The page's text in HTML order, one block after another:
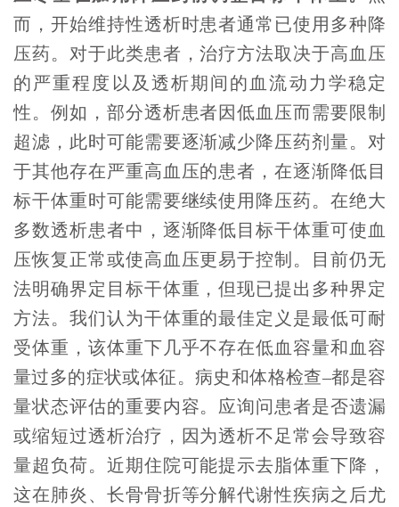
而，开始维持性透析时患者通常已使用多种降
压药。对于此类患者，治疗方法取决于高血压
的严重程度以及透析期间的血流动力学稳定
性。例如，部分透析患者因低血压而需要限制
超滤，此时可能需要逐渐减少降压药剂量。对
于其他存在严重高血压的患者，在逐渐降低目
标干体重时可能需要继续使用降压药。在绝大
多数透析患者中，逐渐降低目标干体重可使血
压恢复正常或使高血压更易于控制。目前仍无
法明确界定目标干体重，但现已提出多种界定
方法。我们认为干体重的最佳定义是最低可耐
受体重，该体重下几乎不存在低血容量和血容
量过多的症状或体征。病史和体格检查–都是容
量状态评估的重要内容。应询问患者是否遗漏
或缩短过透析治疗，因为透析不足常会导致容
量超负荷。近期住院可能提示去脂体重下降，
这在肺炎、长骨骨折等分解代谢性疾病之后尤